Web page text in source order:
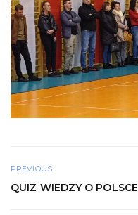
PREVIOUS
QUIZ WIEDZY O POLSCE